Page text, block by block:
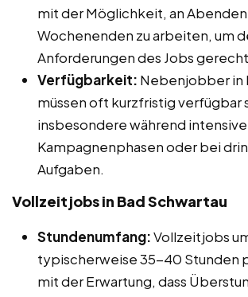
mit der Möglichkeit, an
Wochenenden zu arbeiten, um
Anforderungen des Jobs
Verfügbarkeit: Nebenjobber in
müssen oft kurzfristig verfügbar
insbesondere während
Kampagnenphasen oder bei
Aufgaben.
Vollzeitjobs in Bad Schwartau
Stundenumfang:Vollzeitjobs
typischerweise 35-40 Stunden
mit der Erwartung, dass